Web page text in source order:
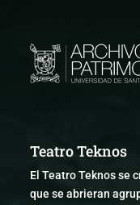
Teatro Teknos
El Teatro Teknos se
que se abrieran